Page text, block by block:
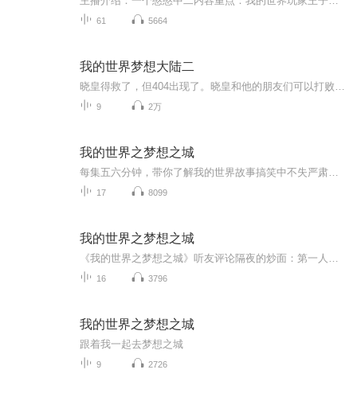
61 5664
我的世界梦想大陆二
9 2万
我的世界之梦想之城
17 8099
我的世界之梦想之城
16 3796
我的世界之梦想之城
跟着我一起去梦想之城
9 2726